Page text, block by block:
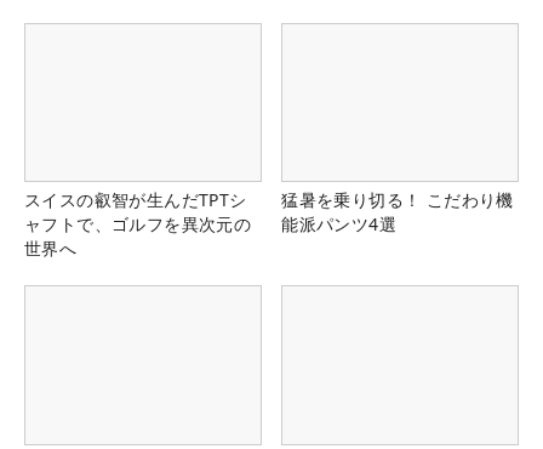
スイスの叡智が生んだTPTシ
ャフトで、ゴルフを異次元の
世界へ
猛暑を乗り切る！ こだわり機
能派パンツ4選